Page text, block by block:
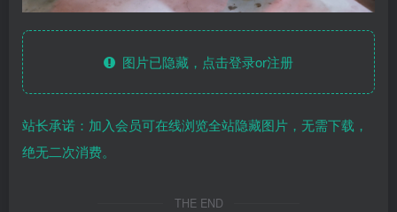
图片已隐藏，点击登录or注册
站长承诺：加入会员可在线浏览全站隐藏图片，无需下载，
绝无二次消费。
THE END